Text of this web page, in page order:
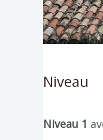
Niveau
Niveau 1